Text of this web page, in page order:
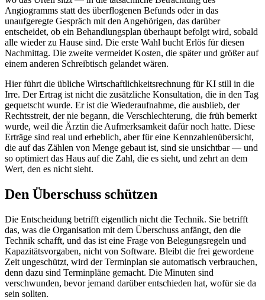
Angiogramms statt des überflogenen Befunds oder in das
unaufgeregte Gespräch mit den Angehörigen, das darüber
entscheidet, ob ein Behandlungsplan überhaupt befolgt wird, sobald
alle wieder zu Hause sind. Die erste Wahl bucht Erlös für diesen
Nachmittag. Die zweite vermeidet Kosten, die später und größer auf
einem anderen Schreibtisch gelandet wären.
Hier führt die übliche Wirtschaftlichkeitsrechnung für KI still in die
Irre. Der Ertrag ist nicht die zusätzliche Konsultation, die in den Tag
gequetscht wurde. Er ist die Wiederaufnahme, die ausblieb, der
Rechtsstreit, der nie begann, die Verschlechterung, die früh bemerkt
wurde, weil die Ärztin die Aufmerksamkeit dafür noch hatte. Diese
Erträge sind real und erheblich, aber für eine Kennzahlenübersicht,
die auf das Zählen von Menge gebaut ist, sind sie unsichtbar — und
so optimiert das Haus auf die Zahl, die es sieht, und zehrt an dem
Wert, den es nicht sieht.
Den Überschuss schützen
Die Entscheidung betrifft eigentlich nicht die Technik. Sie betrifft
das, was die Organisation mit dem Überschuss anfängt, den die
Technik schafft, und das ist eine Frage von Belegungsregeln und
Kapazitätsvorgaben, nicht von Software. Bleibt die frei gewordene
Zeit ungeschützt, wird der Terminplan sie automatisch verbrauchen,
denn dazu sind Terminpläne gemacht. Die Minuten sind
verschwunden, bevor jemand darüber entschieden hat, wofür sie da
sein sollten.